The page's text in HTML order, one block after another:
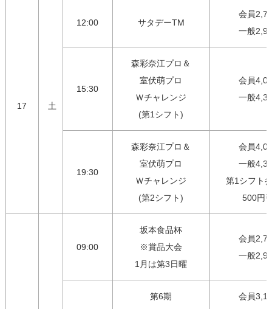
17 土
12:00 サタデーTM
会員
一般
15:30
森彩奈江プロ＆
室伏萌プロ
Ｗチャレンジ
(第1シフト)
会員
一般
19:30
森彩奈江プロ＆
室伏萌プロ
Ｗチャレンジ
(第2シフト)
会員
一般
第1シフト
500円
09:00
坂本食品杯
※賞品大会
1月は第3日曜
会員
一般
第6期
会員